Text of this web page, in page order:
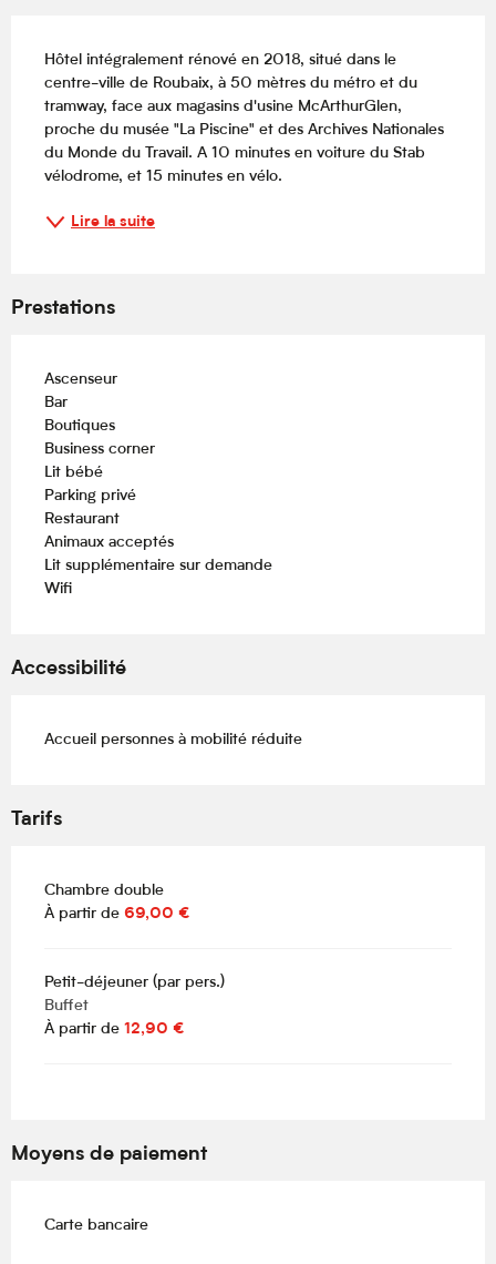
Hôtel ​intégralement rénové en 2018, situé dans le
centre-ville de Roubaix, à 50 mètres du métro et du
tramway, face aux magasins d'usine McArthurGlen,
proche du musée "La Piscine" et des Archives Nationales
du Monde du Travail. A 10 minutes en voiture du Stab
vélodrome, et 15 minutes en vélo.
Lire la suite
Prestations
Ascenseur
Bar
Boutiques
Business corner
Lit bébé
Parking privé
Restaurant
Animaux acceptés
Lit supplémentaire sur demande
Wifi
Accessibilité
Accueil personnes à mobilité réduite
Tarifs
Chambre double
À partir de 69,00 €
Petit-déjeuner (par pers.)
Buffet
À partir de 12,90 €
Moyens de paiement
Carte bancaire